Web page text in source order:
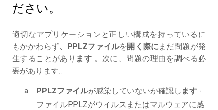
ださい。
適切なアプリケーションと正しい構成を持っているに
もかかわらず、PPLZファイルを 開く際に まだ問題が発
生することがあり ます 。次に、問題の理由を調べる必
要があります。
PPLZファイルが感染していないか確認し ます -
ファイルPPLZがウイルスまたはマルウェアに感